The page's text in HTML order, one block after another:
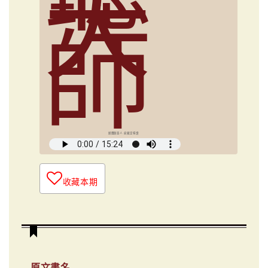
大
師
媒體創意人 俞國定導讀
收藏本期